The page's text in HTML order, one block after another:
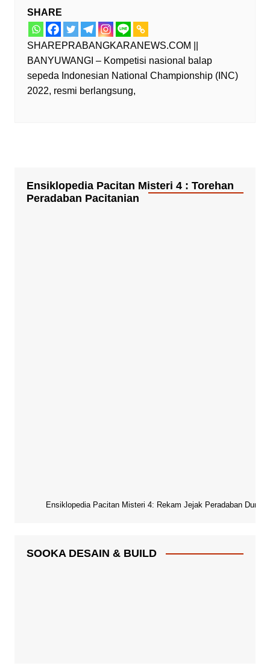
SHARE
SHAREPRABANGKARANEWS.COM ||
BANYUWANGI – Kompetisi nasional balap
sepeda Indonesian National Championship (INC)
2022, resmi berlangsung,
Ensiklopedia Pacitan Misteri 4 : Torehan
Peradaban Pacitanian
Ensiklopedia Pacitan Misteri 4: Rekam Jejak Peradaban Dunia
SOOKA DESAIN & BUILD